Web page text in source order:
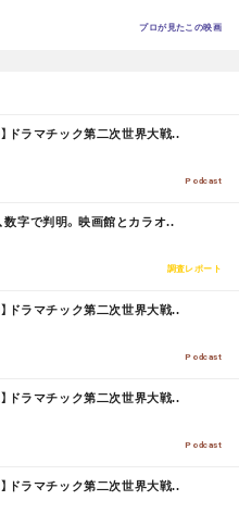
プロが見たこの映画
ドラマチック第二次世界大戦..
Podcast
数字で判明。映画館とカラオ..
調査レポート
ドラマチック第二次世界大戦..
Podcast
ドラマチック第二次世界大戦..
Podcast
ドラマチック第二次世界大戦..